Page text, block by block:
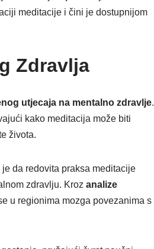
meditacije i čini je dostupnijom
Zdravlja
utjecaja na mentalno zdravlje.
kako meditacija može biti
života.
da redovita praksa meditacije
zdravlju. Kroz analize
u regionima mozga povezanima s